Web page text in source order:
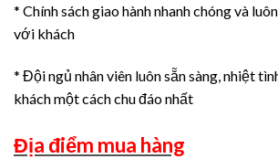
* Chính sách giao hành nhanh chóng và
với khách
* Đội ngủ nhân viên luôn sẵn sàng, nhiệt
khách một cách chu đáo nhất
Địa điểm mua hàng